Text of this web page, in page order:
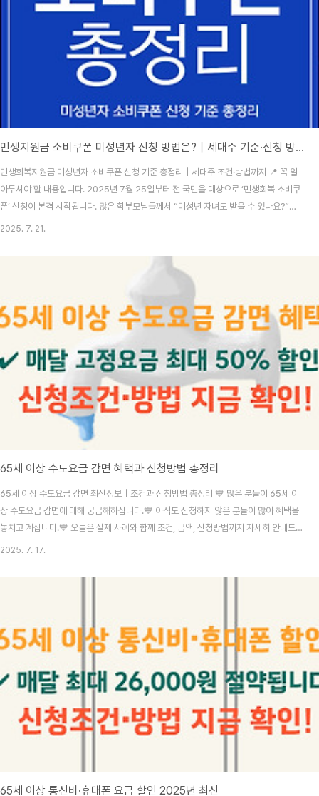
민생지원금 소비쿠폰 미성년자 신청 방법은?｜세대주 기준·신청 방법 안내
민생회복지원금 미성년자 소비쿠폰 신청 기준 총정리｜세대주 조건·방법까지 📍 꼭 알
아두셔야 할 내용입니다. 2025년 7월 25일부터 전 국민을 대상으로 ‘민생회복 소비쿠
폰’ 신청이 본격 시작됩니다. 많은 학부모님들께서 “미성년 자녀도 받을 수 있나요?”라
는 질문을 가장 많이 하십니다. 오늘은 미성년자 대상 여부, 신청 방법, 보호자 신청 요건
폰은 정부가 지역경제 회복과 가계 소비 진작을 위해 지급하는 미성년자 신청 가능할까?
2025년 정부 발표 기준, 2007년 1월 1일 이후 출생자(만 18세 미만)는 원칙적으로 본
조건일반 미성년자❌..
2025. 7. 21.
65세 이상 수도요금 감면 혜택과 신청방법 총정리
65세 이상 수도요금 감면 최신정보｜조건과 신청방법 총정리 💙 많은 분들이 65세 이
상 수도요금 감면에 대해 궁금해하십니다.💙 아직도 신청하지 않은 분들이 많아 혜택을
놓치고 계십니다.💙 오늘은 실제 사례와 함께 조건, 금액, 신청방법까지 자세히 안내드
립니다. 정의 및 개요 수도요금 감면은 지방자치단체 조례에 따라 고령자, 기초생활수급
년 기준으로 다수 지자체에서 만65세 이상 단독세대 노인에게도 감면 혜택을 제공합니
급자차상위계층차상위자활·한부모 등65..
2025. 7. 17.
65세 이상 통신비·휴대폰 요금 할인 2025년 최신